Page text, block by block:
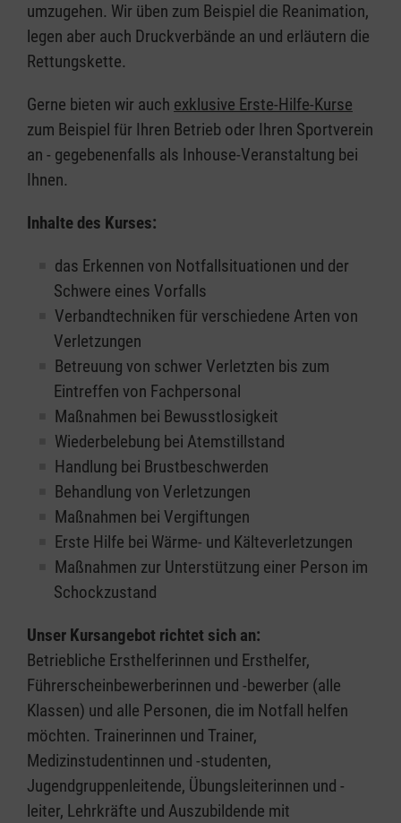
umzugehen. Wir üben zum Beispiel die Reanimation,
legen aber auch Druckverbände an und erläutern die
Rettungskette.
Gerne bieten wir auch exklusive Erste-Hilfe-Kurse
zum Beispiel für Ihren Betrieb oder Ihren Sportverein
an - gegebenenfalls als Inhouse-Veranstaltung bei
Ihnen.
Inhalte des Kurses:
das Erkennen von Notfallsituationen und der
Schwere eines Vorfalls
Verbandtechniken für verschiedene Arten von
Verletzungen
Betreuung von schwer Verletzten bis zum
Eintreffen von Fachpersonal
Maßnahmen bei Bewusstlosigkeit
Wiederbelebung bei Atemstillstand
Handlung bei Brustbeschwerden
Behandlung von Verletzungen
Maßnahmen bei Vergiftungen
Erste Hilfe bei Wärme- und Kälteverletzungen
Maßnahmen zur Unterstützung einer Person im
Schockzustand
Unser Kursangebot richtet sich an:
Betriebliche Ersthelferinnen und Ersthelfer,
Führerscheinbewerberinnen und -bewerber (alle
Klassen) und alle Personen, die im Notfall helfen
möchten. Trainerinnen und Trainer,
Medizinstudentinnen und -studenten,
Jugendgruppenleitende, Übungsleiterinnen und -
leiter, Lehrkräfte und Auszubildende mit